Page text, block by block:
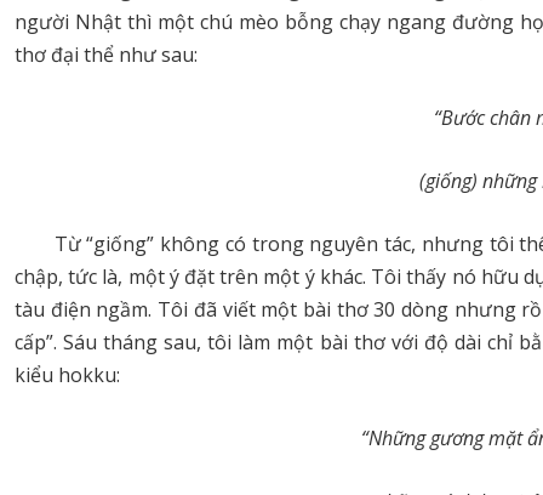
người Nhật thì một chú mèo bỗng chạy ngang đường
thơ đại thể như sau:
“Bước chân
(giống) những
Từ “giống” không có trong nguyên tác, nhưng tôi
chập, tức là, một ý đặt trên một ý khác. Tôi thấy nó hữu
tàu điện ngầm. Tôi đã viết một bài thơ 30 dòng nhưng
cấp”. Sáu tháng sau, tôi làm một bài thơ với độ dài chỉ
kiểu hokku:
“Những gương mặt